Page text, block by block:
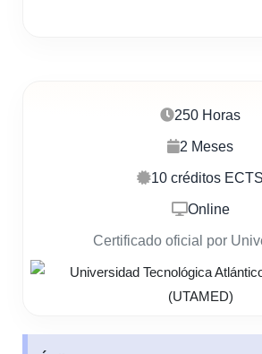
250 Horas
2 Meses
10 créditos ECTS
Online
Certificado oficial por